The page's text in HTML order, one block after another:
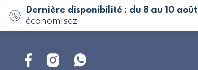
Dernière disponibilité : du 8 au 10 août
économisez